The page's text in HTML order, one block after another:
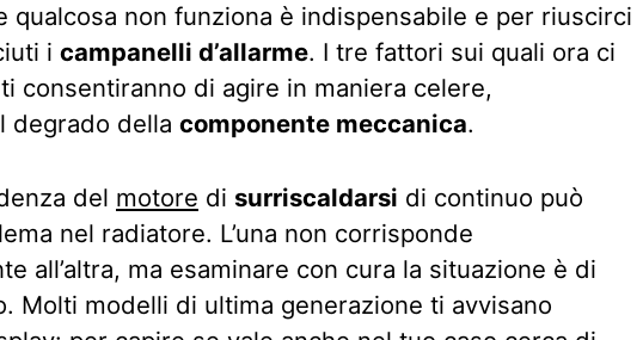
qualcosa non funziona è indispensabile e per riuscirci
i campanelli d’allarme. I tre fattori sui quali ora ci
consentiranno di agire in maniera celere,
degrado della componente meccanica.
del motore di surriscaldarsi di continuo può
nel radiatore. L’una non corrisponde
all’altra, ma esaminare con cura la situazione è di
Molti modelli di ultima generazione ti avvisano